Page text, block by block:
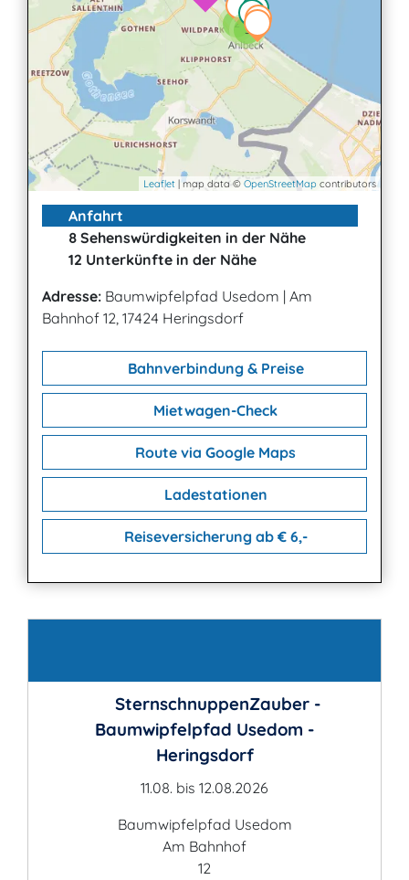
2 3
Leaflet | map data © OpenStreetMap contributors
Anfahrt
8 Sehenswürdigkeiten in der Nähe
12 Unterkünfte in der Nähe
Adresse: Baumwipfelpfad Usedom | Am
Bahnhof 12, 17424 Heringsdorf
Bahnverbindung & Preise
Mietwagen-Check
Route via Google Maps
Ladestationen
Reiseversicherung ab € 6,-
SternschnuppenZauber -
Baumwipfelpfad Usedom -
Heringsdorf
11.08. bis 12.08.2026
Baumwipfelpfad Usedom
Am Bahnhof
12